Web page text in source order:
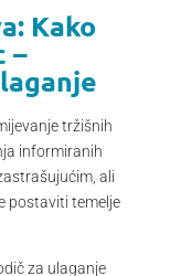
Kako
–
tržišnih
informiranih
ali
postaviti temelje
za ulaganje